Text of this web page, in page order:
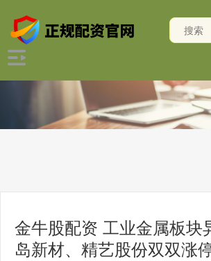
金牛股配资 工业金属板块
岛新材、精艺股份双双涨